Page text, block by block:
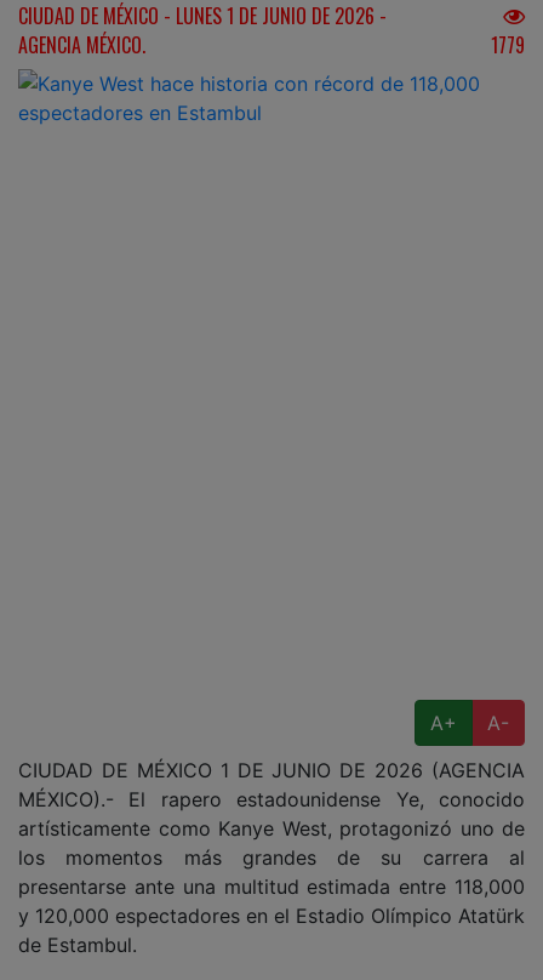
CIUDAD DE MÉXICO - LUNES 1 DE JUNIO DE 2026 -
AGENCIA MÉXICO.
1779
A+
A-
CIUDAD DE MÉXICO 1 DE JUNIO DE 2026 (AGENCIA
MÉXICO).- El rapero estadounidense Ye, conocido
artísticamente como Kanye West, protagonizó uno de
los momentos más grandes de su carrera al
presentarse ante una multitud estimada entre 118,000
y 120,000 espectadores en el Estadio Olímpico Atatürk
de Estambul.